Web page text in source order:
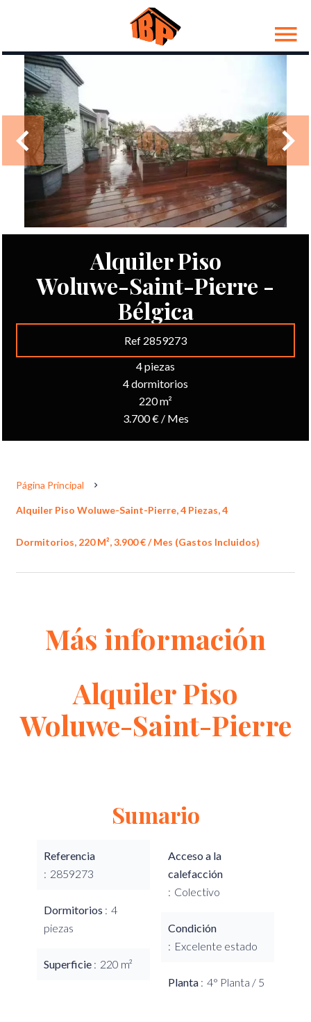
Alquiler Piso
Woluwe-Saint-Pierre -
Bélgica
Ref 2859273
4 piezas
4 dormitorios
220 m²
3.700 € / Mes
Página Principal
Alquiler Piso Woluwe-Saint-Pierre, 4 Piezas, 4
Dormitorios, 220 M², 3.900 € / Mes (Gastos Incluidos)
Más información
Alquiler Piso
Woluwe-Saint-Pierre
Sumario
Referencia
2859273
Dormitorios
4
piezas
Superficie 220 m²
Acceso a la
calefacción
Colectivo
Condición
Excelente estado
Planta 4° Planta / 5